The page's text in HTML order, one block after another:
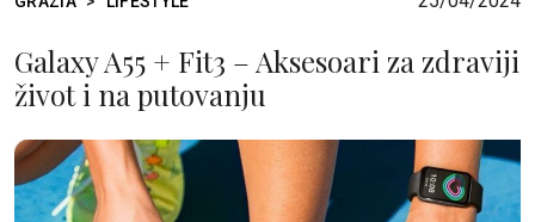
Galaxy A55 + Fit3 – Aksesoari za zdraviji
život i na putovanju